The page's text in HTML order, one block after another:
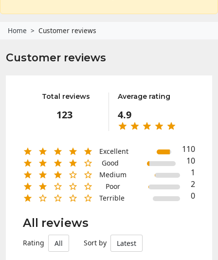
Home Customer reviews
Customer reviews
Total reviews
123
Average rating
4.9
Excellent 110
Good 10
Medium 1
Poor 2
Terrible 0
All reviews
Rating All Sort by Latest